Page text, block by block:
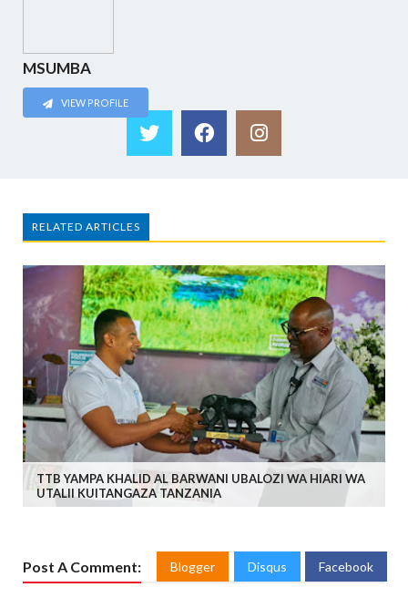
MSUMBA
VIEW PROFILE
RELATED ARTICLES
TTB YAMPA KHALID AL BARWANI UBALOZI WA HIARI WA
UTALII KUITANGAZA TANZANIA
Post A Comment: Blogger Disqus Facebook